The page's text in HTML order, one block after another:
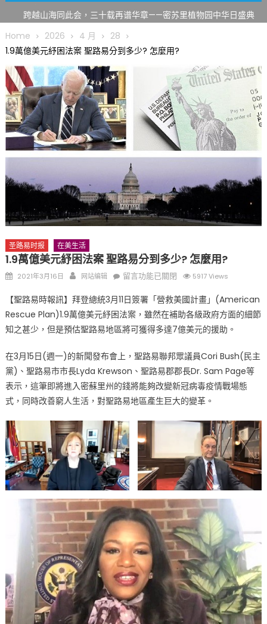
跨越山海同此会，三十载再谱华章——密苏里植物园中华日盛典
圆满举行
圣路易龙舟俱乐部5月16日龙舟体验日 邀请各界亲身体验划行乐
趣 + 水上竞速魅力
三十二载跨越时空的相逢
执掌密苏里植物园近四十年 致力推动全球植物多样性研究与中美
合作 Peter Raven 博士逝世 享年89岁
一晃三十年，初夏又相逢。中华日，等你来赴约 —— 密苏里植物
园“中华日三十周年特别报道（五）
筝声与琴韵交汇：刘励(Li Statler)与钢琴家Darek演绎一场古筝
与钢琴的精彩对话
Home 2026 4 月
28
1.9萬億美元紓困法案 聖路易分到多少? 怎麼用?
圣路易时报 在美生活
1.9萬億美元紓困法案 聖路易分到多少? 怎麼用?
Posted
2021年3月16日 Author
网站编辑
在
萬
億
美
紓
困
法
案
路
易
分
到
多
少?
怎
麼
用?〉
中
留言功能已關閉 5917 Views
【聖路易時報訊】拜登總統3月11日簽署「營救美國計畫」(American
Rescue Plan)1.9萬億美元紓困法案，雖然在補助各級政府方面的細節
知之甚少，但是預估聖路易地區將可獲得多達7億美元的援助。
在3月15日(週一)的新聞發布會上，聖路易聯邦眾議員Cori Bush(民主
黨)、聖路易市市長Lyda Krewson、聖路易郡郡長Dr. Sam Page等
表示，這筆即將進入密蘇里州的錢將能夠改變新冠病毒疫情戰場態
式，同時改善窮人生活，對聖路易地區產生巨大的變革。